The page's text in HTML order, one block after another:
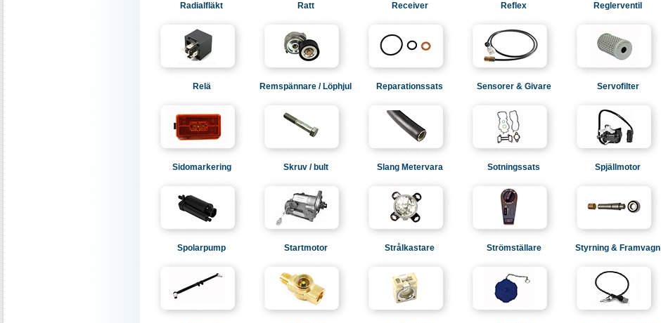
Radialfläkt Ratt Receiver Reflex Reglerventil
Relä Remspännare / Löphjul Reparationssats Sensorer & Givare Servofilter
Sidomarkering Skruv / bult Slang Metervara Sotningssats Spjällmotor
Spolarpump Startmotor Strålkastare Strömställare Styrning & Framvagn